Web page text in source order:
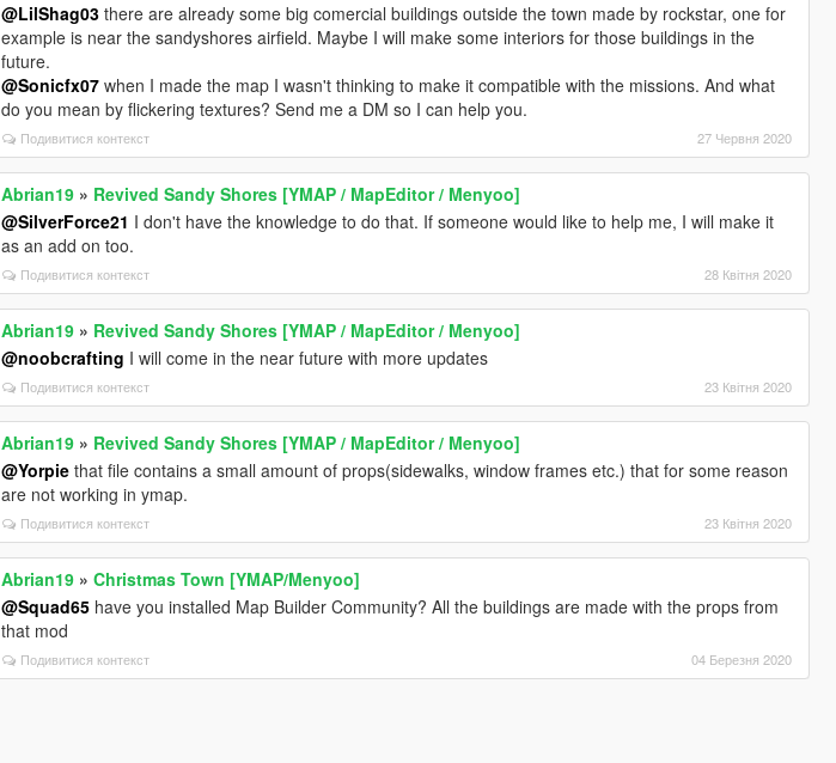
@LilShag03 there are already some big comercial buildings outside the town made by rockstar, one for
example is near the sandyshores airfield. Maybe I will make some interiors for those buildings in the
future.
@Sonicfx07 when I made the map I wasn't thinking to make it compatible with the missions. And what
do you mean by flickering textures? Send me a DM so I can help you.
Подивитися контекст 27 Червня 2020
Abrian19 » Revived Sandy Shores [YMAP / MapEditor / Menyoo]
@SilverForce21 I don't have the knowledge to do that. If someone would like to help me, I will make it
as an add on too.
Подивитися контекст 28 Квітня 2020
Abrian19 » Revived Sandy Shores [YMAP / MapEditor / Menyoo]
@noobcrafting I will come in the near future with more updates
Подивитися контекст 23 Квітня 2020
Abrian19 » Revived Sandy Shores [YMAP / MapEditor / Menyoo]
@Yorpie that file contains a small amount of props(sidewalks, window frames etc.) that for some reason
are not working in ymap.
Подивитися контекст 23 Квітня 2020
Abrian19 »Christmas Town [YMAP/Menyoo]
@Squad65 have you installed Map Builder Community? All the buildings are made with the props from
that mod
Подивитися контекст 04 Березня 2020